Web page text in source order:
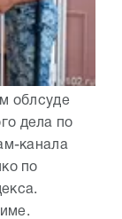
облсуде
дела по
канала
по